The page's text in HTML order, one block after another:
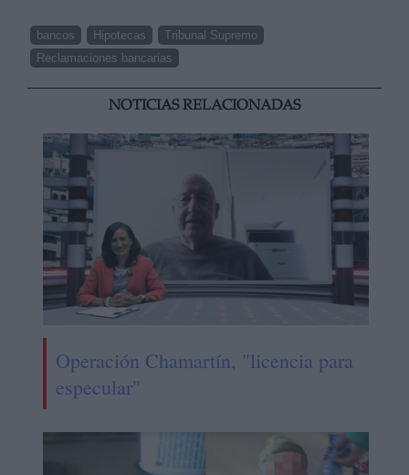
bancos Hipotecas
Tribunal Supremo
Reclamaciones bancarias
NOTICIAS RELACIONADAS
Operación Chamartín, "licencia para
especular"